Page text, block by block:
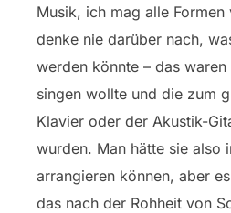
Musik, ich mag alle
denke nie darüber nach,
werden könnte – das
singen wollte und die zum
Klavier oder der Akustik-
wurden. Man hätte sie also
arrangieren können, aber
das nach der Rohheit von